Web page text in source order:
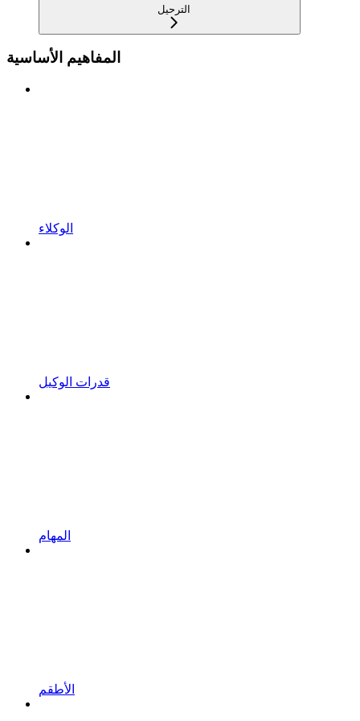
الترحيل
المفاهيم الأساسية
الوكلاء
قدرات الوكيل
المهام
الأطقم